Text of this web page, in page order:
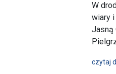
Piesza Pielgrzymka Opolska
4,5 tys. pątników z Kielc,
W
wiary i
Jasną
czytaj